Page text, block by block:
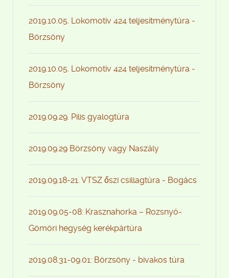
2019.10.05. Lokomotív 424 teljesítménytúra -
Börzsöny
2019.10.05. Lokomotív 424 teljesítménytúra -
Börzsöny
2019.09.29. Pilis gyalogtúra
2019.09.29 Börzsöny vagy Naszály
2019.09.18-21. VTSZ őszi csillagtúra - Bogács
2019.09.05-08: Krasznahorka – Rozsnyó-
Gömöri hegység kerékpártúra
2019.08.31-09.01: Börzsöny - bivakos túra